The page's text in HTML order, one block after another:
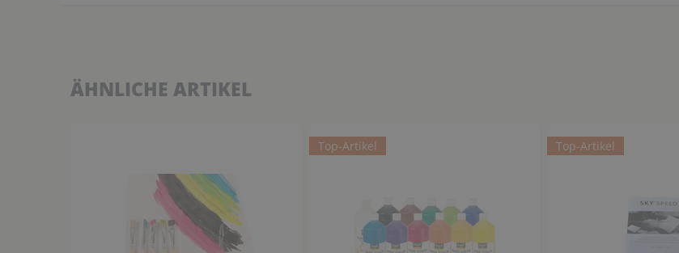
ÄHNLICHE ARTIKEL
Top-Artikel Top-Artikel